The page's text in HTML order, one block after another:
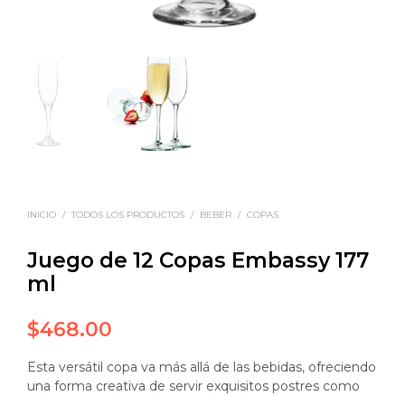
INICIO / TODOS LOS PRODUCTOS / BEBER / COPAS
Juego de 12 Copas Embassy 177
ml
$468.00
Esta versátil copa va más allá de las bebidas, ofreciendo
una forma creativa de servir exquisitos postres como